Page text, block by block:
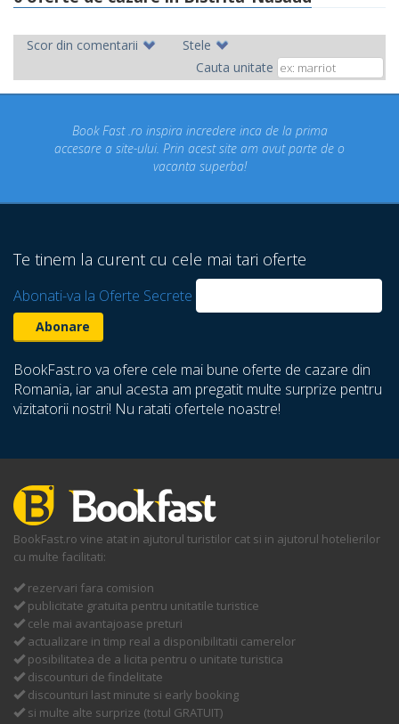
Scor din comentarii
Stele
Cauta unitate
Fast .ro inspira incredere inca de la prima
a site-ului. Prin acest site am avut parte de o
vacanta superba!
Te tinem la curent cu cele mai tari oferte
Abonati-va la Oferte Secrete
BookFast.ro va ofere cele mai bune oferte de cazare din
Romania, iar anul acesta am pregatit multe surprize pentru
vizitatorii nostri! Nu ratati ofertele noastre!
BookFast.ro vine atat in ajutorul turistilor cat si in ajutorul hotelierilor
cu multe facilitati:
rezervari fara comision
publicitate gratuita pentru unitatile turistice
cele mai avantajoase preturi
actualizare in timp real a disponibilitatii camerelor
posibilitatea de a licita pentru o unitate turistica
discounturi de findelitate
discounturi last minute si early booking
si multe alte surprize (totul GRATUIT)